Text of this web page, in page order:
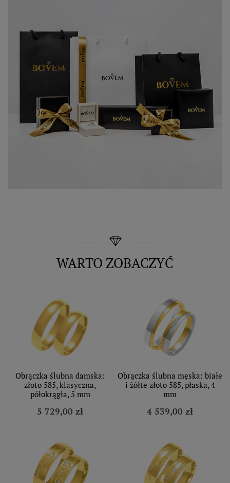
WARTO ZOBACZYĆ
Obrączka ślubna damska:
złoto 585, klasyczna,
półokrągła, 5 mm
5 729,00 zł
Obrączka ślubna męska: białe
i żółte złoto 585, płaska, 4
mm
4 539,00 zł